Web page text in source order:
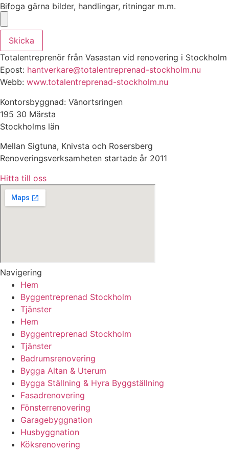
Bifoga gärna bilder, handlingar, ritningar m.m.
Skicka
Totalentreprenör från Vasastan vid renovering i Stockholm
Epost: hantverkare@totalentreprenad-stockholm.nu
Webb: www.totalentreprenad-stockholm.nu
Kontorsbyggnad: Vänortsringen
195 30 Märsta
Stockholms län
Mellan Sigtuna, Knivsta och Rosersberg
Renoveringsverksamheten startade år 2011
Hitta till oss
Navigering
Hem
Byggentreprenad Stockholm
Tjänster
Hem
Byggentreprenad Stockholm
Tjänster
Badrumsrenovering
Bygga Altan & Uterum
Bygga Ställning & Hyra Byggställning
Fasadrenovering
Fönsterrenovering
Garagebyggnation
Husbyggnation
Köksrenovering